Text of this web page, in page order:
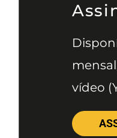
vídeo